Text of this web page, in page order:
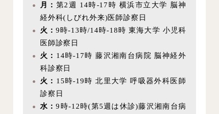
月： 第2週 14時-17時 横浜市立大学 脳神
経外科(しびれ外来)医師診察日
火：9時-13時/14時-18時 東海大学 小児科
医師診察日
火： 14時-17時 藤沢湘南台病院 脳神経外
科診察日
火： 15時-19時 北里大学 呼吸器外科医師
診察日
水：9時-12時(第5週は休診)藤沢湘南台病